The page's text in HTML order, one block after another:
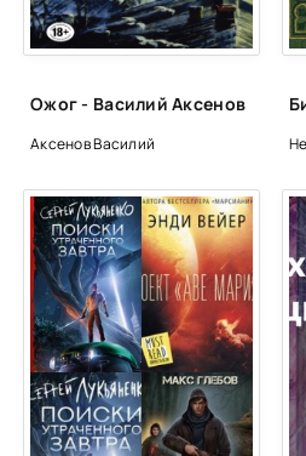
38
40
Ожог - Василий Аксенов
Аксенов Василий